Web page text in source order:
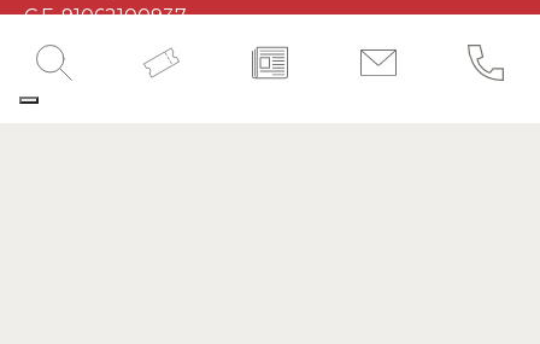
C.F. 91062100937
P.IVA 01545620930
Developed by